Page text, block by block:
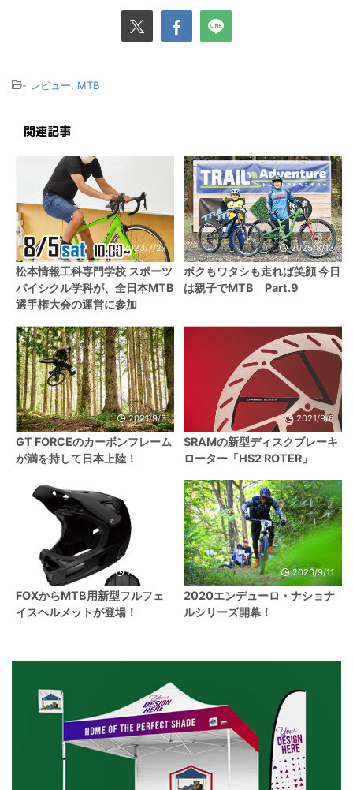
- レビュー MTB
関連記事
2023/7/27
松本情報工科専門学校 スポーツ
バイシクル学科が、全日本MTB
選手権大会の運営に参加
2025/8/13
ボクもワタシも走れば笑顔 今日
は親子でMTB Part.9
2021/9/3
GT FORCEのカーボンフレーム
が満を持して日本上陸！
2021/9/6
SRAMの新型ディスクブレーキ
ローター「HS2 ROTER」
2020/9/6
FOXからMTB用新型フルフェ
イスヘルメットが登場！
2020/9/11
2020エンデューロ・ナショナ
ルシリーズ開幕！